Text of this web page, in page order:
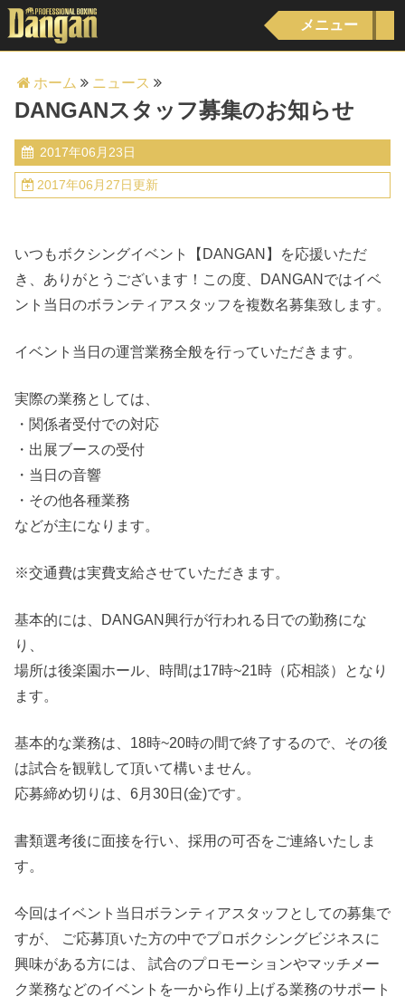
メニュー
ホーム ニュース
DANGANスタッフ募集のお知らせ
2017年06月23日
2017年06月27日更新
いつもボクシングイベント【DANGAN】を応援いただ
き、ありがとうございます！この度、DANGANではイベ
ント当日のボランティアスタッフを複数名募集致します。
イベント当日の運営業務全般を行っていただきます。
実際の業務としては、
・関係者受付での対応
・出展ブースの受付
・当日の音響
・その他各種業務
などが主になります。
※交通費は実費支給させていただきます。
基本的には、DANGAN興行が行われる日での勤務にな
り、
場所は後楽園ホール、時間は17時~21時（応相談）となり
ます。
基本的な業務は、18時~20時の間で終了するので、その後
は試合を観戦して頂いて構いません。
応募締め切りは、6月30日(金)です。
書類選考後に面接を行い、採用の可否をご連絡いたしま
す。
今回はイベント当日ボランティアスタッフとしての募集で
すが、 ご応募頂いた方の中でプロボクシングビジネスに
興味がある方には、 試合のプロモーションやマッチメー
ク業務などのイベントを一から作り上げる業務のサポート